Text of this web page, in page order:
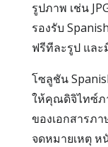
รูปภาพ เช่น
รองรับ
ฟรีทีละรูป และ
โซลูชัน
ให้คุณดิจิไทซ์ภ
ของเอกสารภา
จดหมายเหตุ ห